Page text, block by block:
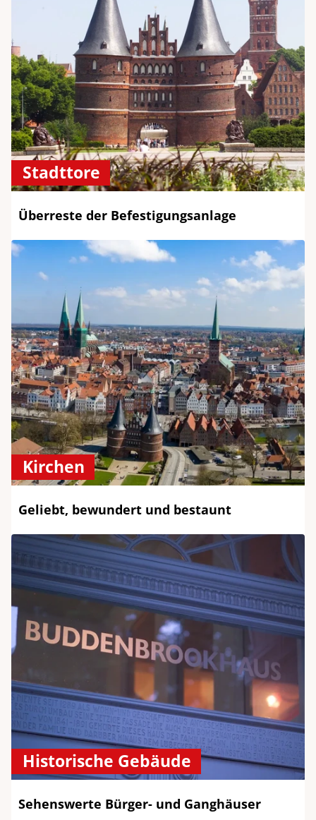
Stadttore
Überreste der Befestigungsanlage
Kirchen
Geliebt, bewundert und bestaunt
Historische Gebäude
Sehenswerte Bürger- und Ganghäuser